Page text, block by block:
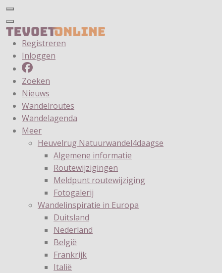
Registreren
Inloggen
Zoeken
Nieuws
Wandelroutes
Wandelagenda
Meer
Heuvelrug Natuurwandel4daagse
Algemene informatie
Routewijzigingen
Meldpunt routewijziging
Fotogalerij
Wandelinspiratie in Europa
Duitsland
Nederland
België
Frankrijk
Italië